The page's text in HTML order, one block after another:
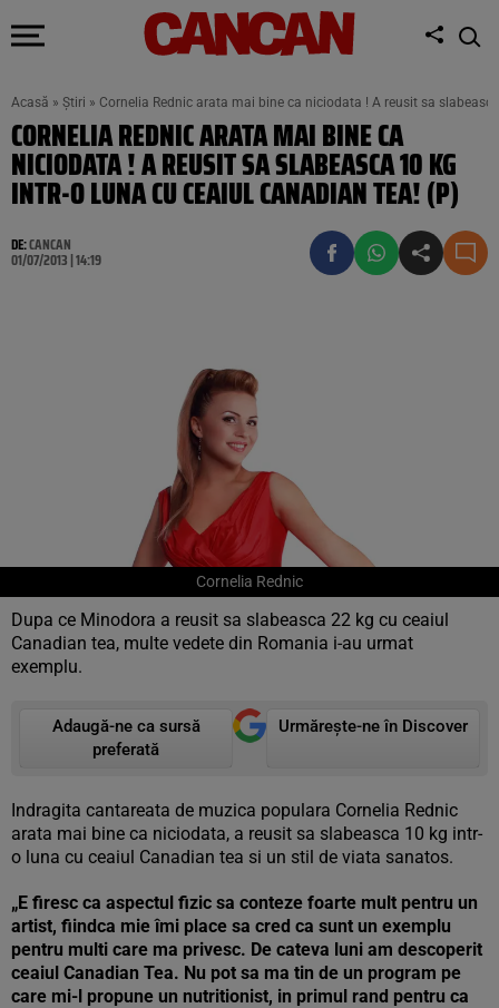
Acasă » Știri » Cornelia Rednic arata mai bine ca niciodata ! A reusit sa
CORNELIA REDNIC ARATA MAI BINE CA
NICIODATA ! A REUSIT SA SLABEASCA 10 KG
INTR-O LUNA CU CEAIUL CANADIAN TEA! (P)
DE:CANCAN
01/07/2013 | 14:19
Cornelia Rednic
Dupa ce Minodora a reusit sa slabeasca 22 kg cu ceaiul
Canadian tea, multe vedete din Romania i-au urmat
exemplu.
Adaugă-ne ca sursă
preferată
Urmărește-ne în Discover
Indragita cantareata de muzica populara Cornelia Rednic
arata mai bine ca niciodata, a reusit sa slabeasca 10 kg intr-
o luna cu ceaiul Canadian tea si un stil de viata sanatos.
„E firesc ca aspectul fizic sa conteze foarte mult pentru un
artist, fiindca mie îmi place sa cred ca sunt un exemplu
pentru multi care ma privesc. De cateva luni am descoperit
ceaiul Canadian Tea. Nu pot sa ma tin de un program pe
care mi-l propune un nutritionist, in primul rand pentru ca